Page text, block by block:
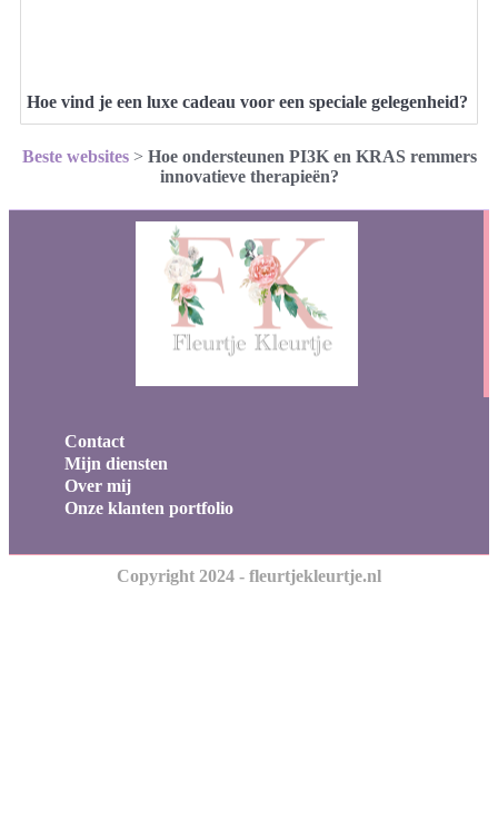
Hoe vind je een luxe cadeau voor een speciale gelegenheid?
Beste websites> Hoe ondersteunen PI3K en KRAS remmers
innovatieve therapieën?
Contact
Mijn diensten
Over mij
Onze klanten portfolio
Copyright 2024 - fleurtjekleurtje.nl